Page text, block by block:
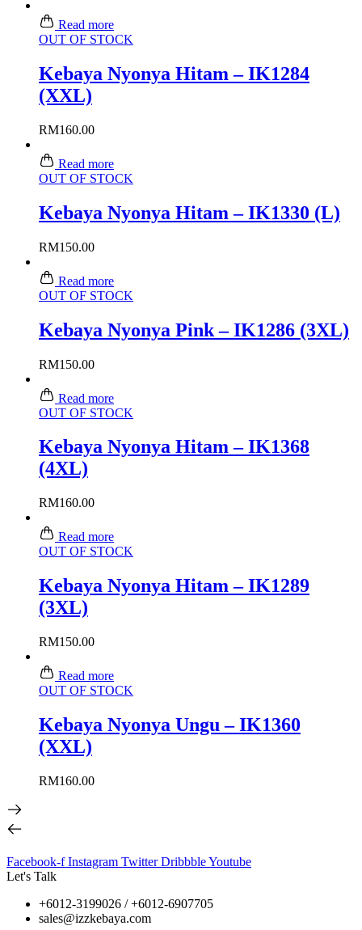
Read more
OUT OF STOCK
Kebaya Nyonya Hitam – IK1284
(XXL)
RM160.00
Read more
OUT OF STOCK
Kebaya Nyonya Hitam – IK1330 (L)
RM150.00
Read more
OUT OF STOCK
Kebaya Nyonya Pink – IK1286 (3XL)
RM150.00
Read more
OUT OF STOCK
Kebaya Nyonya Hitam – IK1368
(4XL)
RM160.00
Read more
OUT OF STOCK
Kebaya Nyonya Hitam – IK1289
(3XL)
RM150.00
Read more
OUT OF STOCK
Kebaya Nyonya Ungu – IK1360
(XXL)
RM160.00
Facebook-f Instagram Twitter DribbbleYoutube
Let's Talk
+6012-3199026 / +6012-6907705
sales@izzkebaya.com